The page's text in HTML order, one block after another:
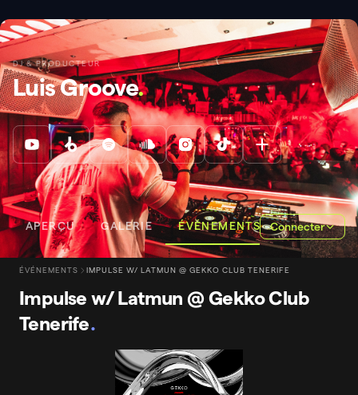
DJ & PRODUCTEUR
Luis Groove.
APERÇU GALERIE ÉVÉNEMENTS Connecter
ÉVÉNEMENTS IMPULSE W/ LATMUN @ GEKKO CLUB TENERIFE
Impulse w/ Latmun @ Gekko Club
Tenerife.